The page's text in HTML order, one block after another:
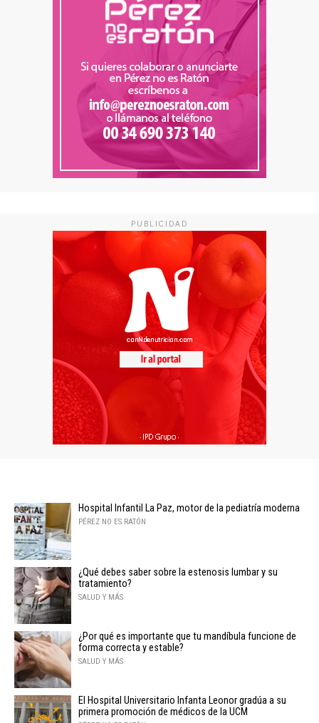
PUBLICIDAD
Hospital Infantil La Paz, motor de la pediatría moderna
PÉREZ NO ES RATÓN
¿Qué debes saber sobre la estenosis lumbar y su
tratamiento?
SALUD Y MÁS
¿Por qué es importante que tu mandíbula funcione de
forma correcta y estable?
SALUD Y MÁS
El Hospital Universitario Infanta Leonor gradúa a su
primera promoción de médicos de la UCM